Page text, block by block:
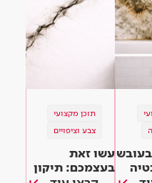
תוכן מקצועי
צבע וציפויים
עשו זאת
בעצמכם: תיקון